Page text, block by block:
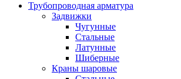
Трубопроводная арматура
Задвижки
Чугунные
Стальные
Латунные
Шиберные
Краны шаровые